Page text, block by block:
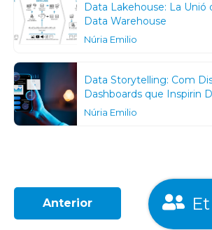
Data Lakehouse: La Unió
Data Warehouse
Núria Emilio
Data Storytelling: Com
Dashboards que Inspirin
Núria Emilio
Anterior